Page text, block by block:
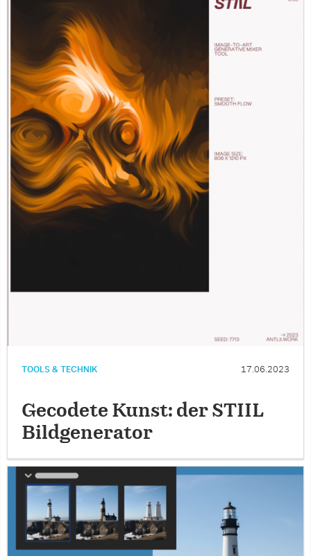
TOOLS & TECHNIK 17.06.2023
Gecodete Kunst: der STIIL
Bildgenerator